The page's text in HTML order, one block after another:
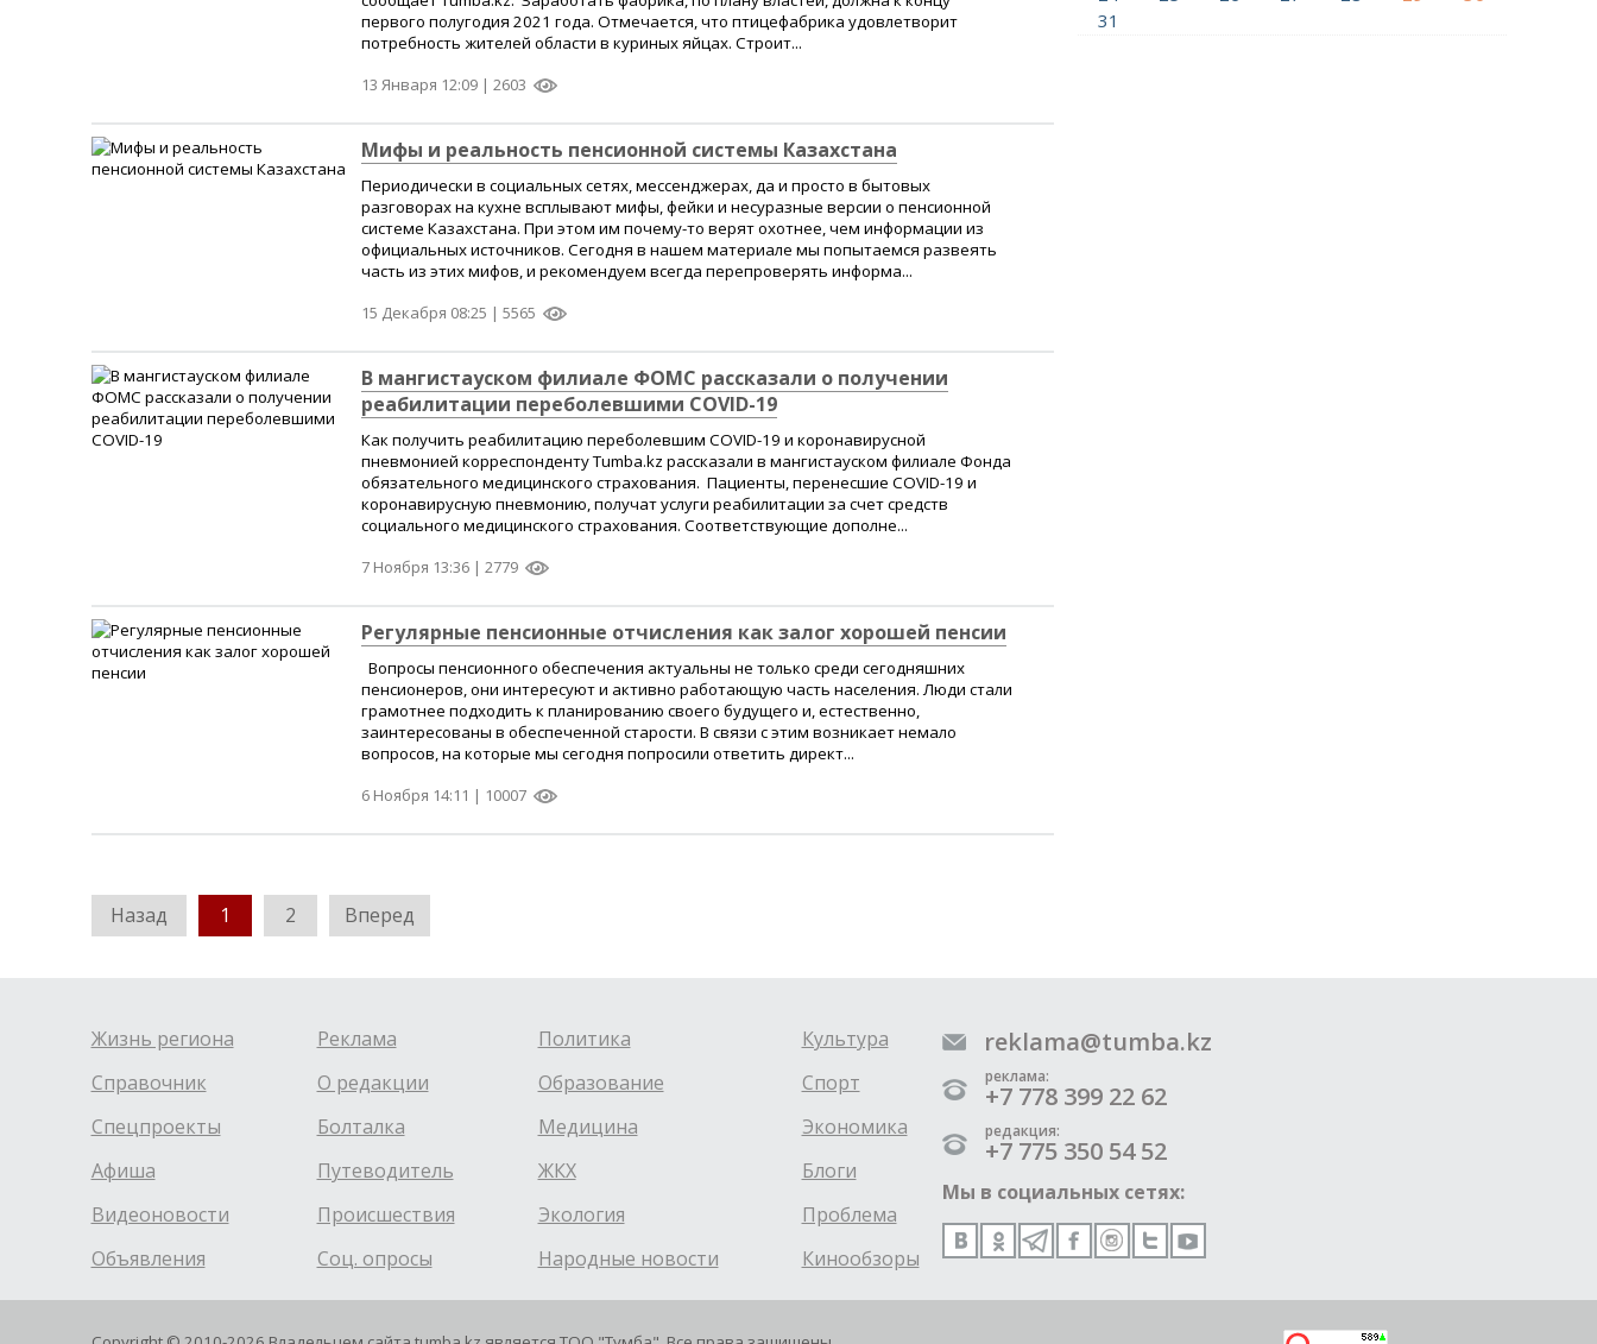
первого полугодия 2021 года. Отмечается, что птицефабрика удовлетворит
потребность жителей области в куриных яйцах. Строит...
13 Января 12:09 | 2603
Мифы и реальность пенсионной системы Казахстана
Периодически в социальных сетях, мессенджерах, да и просто в бытовых
разговорах на кухне всплывают мифы, фейки и несуразные версии о пенсионной
системе Казахстана. При этом им почему-то верят охотнее, чем информации из
официальных источников. Сегодня в нашем материале мы попытаемся развеять
часть из этих мифов, и рекомендуем всегда перепроверять информа...
15 Декабря 08:25 | 5565
В мангистауском филиале ФОМС рассказали о получении
реабилитации переболевшими COVID-19
Как получить реабилитацию переболевшим COVID-19 и коронавирусной
пневмонией корреспонденту Tumba.kz рассказали в мангистауском филиале Фонда
обязательного медицинского страхования. Пациенты, перенесшие COVID-19 и
коронавирусную пневмонию, получат услуги реабилитации за счет средств
социального медицинского страхования. Соответствующие дополне...
7 Ноября 13:36 | 2779
Регулярные пенсионные отчисления как залог хорошей пенсии
Вопросы пенсионного обеспечения актуальны не только среди сегодняшних
пенсионеров, они интересуют и активно работающую часть населения. Люди стали
грамотнее подходить к планированию своего будущего и, естественно,
заинтересованы в обеспеченной старости. В связи с этим возникает немало
вопросов, на которые мы сегодня попросили ответить директ...
6 Ноября 14:11 | 10007
Назад 1 2 Вперед
31
Жизнь региона
Справочник
Спецпроекты
Афиша
Видеоновости
Объявления
Реклама
О редакции
Болталка
Путеводитель
Происшествия
Соц. опросы
Политика
Образование
Медицина
ЖКХ
Экология
Народные новости
Культура
Спорт
Экономика
Блоги
Проблема
Кинообзоры
reklama@tumba.kz
реклама:
+7 778 399 22 62
редакция:
+7 775 350 54 52
Мы в социальных сетях: